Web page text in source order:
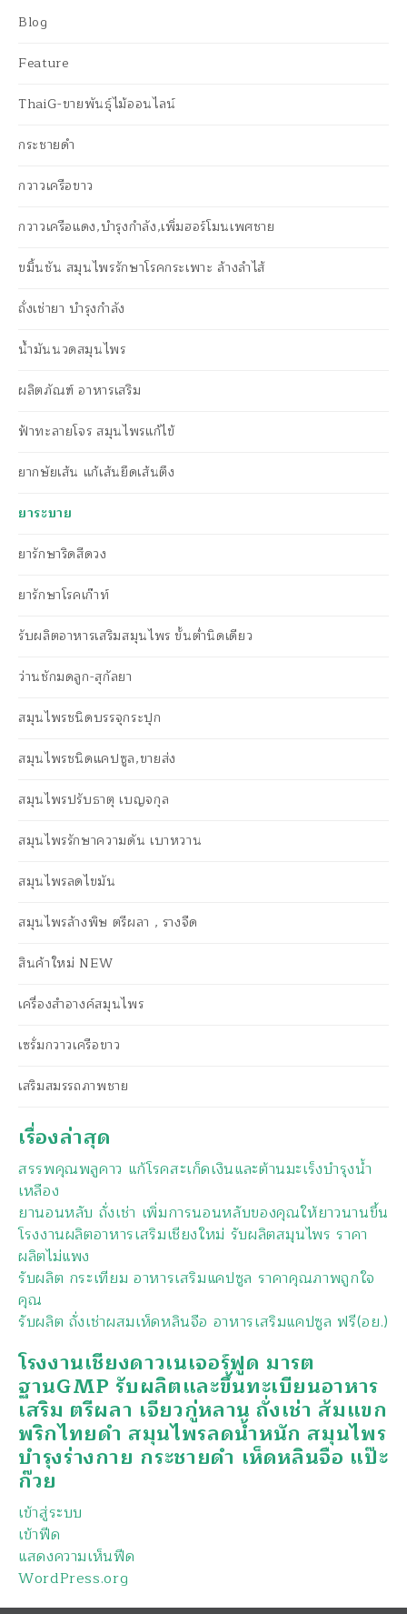
Blog
Feature
ThaiG-ขายพันธุ์ไม้ออนไลน์
กระชายดำ
กวาวเครือขาว
กวาวเครือแดง,บำรุงกำลัง,เพิ่มฮอร์โมนเพศชาย
ขมิ้นชัน สมุนไพรรักษาโรคกระเพาะ ล้างลำไส้
ถั่งเช่ายา บำรุงกำลัง
น้ำมันนวดสมุนไพร
ผลิตภัณฑ์ อาหารเสริม
ฟ้าทะลายโจร สมุนไพรแก้ไข้
ยากษัยเส้น แก้เส้นยึดเส้นตึง
ยาระบาย
ยารักษาริดสีดวง
ยารักษาโรคเก๊าท์
รับผลิตอาหารเสริมสมุนไพร ขั้นต่ำนิดเดียว
ว่านชักมดลูก-สุกัลยา
สมุนไพรชนิดบรรจุกระปุก
สมุนไพรชนิดแคปซูล,ขายส่ง
สมุนไพรปรับธาตุ เบญจกุล
สมุนไพรรักษาความดัน เบาหวาน
สมุนไพรลดไขมัน
สมุนไพรล้างพิษ ตรีผลา , รางจืด
สินค้าใหม่ NEW
เครื่องสำอางค์สมุนไพร
เซรั่มกวาวเครือขาว
เสริมสมรรถภาพชาย
เรื่องล่าสุด
สรรพคุณพลูคาว แก้โรคสะเก็ดเงินและต้านมะเร็งบำรุงน้ำ
เหลือง
ยานอนหลับ ถั่งเช่า เพิ่มการนอนหลับของคุณให้ยาวนานขึ้น
โรงงานผลิตอาหารเสริมเชียงใหม่ รับผลิตสมุนไพร ราคา
ผลิตไม่แพง
รับผลิต กระเทียม อาหารเสริมแคปซูล ราคาคุณภาพถูกใจ
คุณ
รับผลิต ถั่งเช่าผสมเห็ดหลินจือ อาหารเสริมแคปซูล ฟรี(อย.)
โรงงานเชียงดาวเนเจอร์ฟูด มารต
ฐานGMP รับผลิตและขึ้นทะเบียนอาหาร
เสริม ตรีผลา เจียวกู่หลาน ถั่งเช่า ส้มแขก
พริกไทยดำ สมุนไพรลดน้ำหนัก สมุนไพร
บำรุงร่างกาย กระชายดำ เห็ดหลินจือ แป๊ะ
ก๊วย
เข้าสู่ระบบ
เข้าฟีด
แสดงความเห็นฟีด
WordPress.org